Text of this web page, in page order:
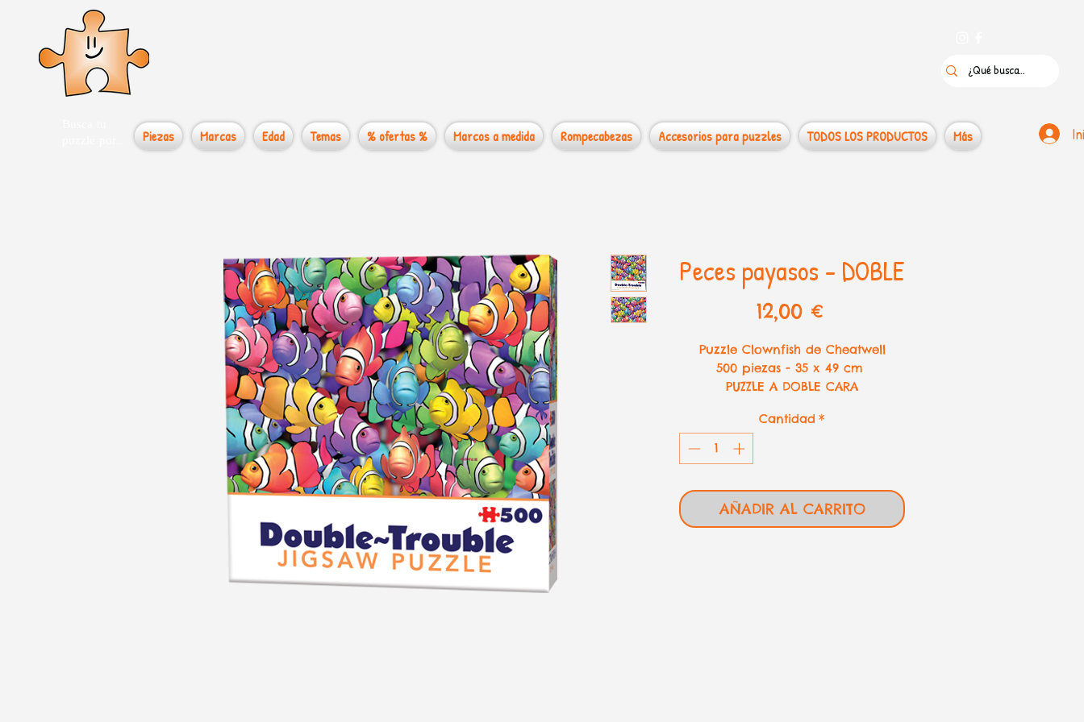
Piezas Marcas Edad Temas % ofertas % Marcos a medida Rompecabezas Accesorios para puzzles TODOS LOS PRODUCTOS Más
Peces payasos - DOBLE
12,00 €
Puzzle Clownfish de Cheatwell
500 piezas - 35 x 49 cm
PUZZLE A DOBLE CARA
Cantidad *
AÑADIR AL CARRITO